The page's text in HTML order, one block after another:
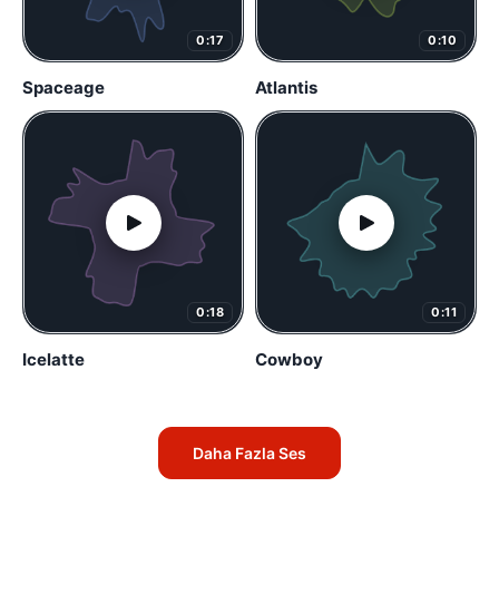
0:17
Spaceage
0:10
Atlantis
0:18
Icelatte
0:11
Cowboy
Daha Fazla Ses